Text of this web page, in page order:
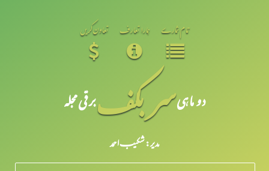
تمام شمارے ہمارا تعارف تعاون کریں
دو ماہیسر بکفبرقی مجلہ
مدیر: شکیبـ احمد